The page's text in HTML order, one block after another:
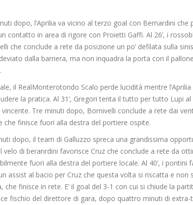
dopo, l’Aprilia va vicino al terzo goal con Bernardini che
contatto in area di rigore con Proietti Gaffi. Al 26’, i
che conclude a rete da posizione un po’ defilata sulla
deviato dalla barriera, ma non inquadra la porta con il
il RealMonterotondo Scalo perde lucidità mentre
la pratica. Al 31’, Gregori tenta il tutto per tutto Lupi
vincente. Tre minuti dopo, Bornivelli conclude a rete dai
che finisce fuori alla destra del portiere ospite.
dopo, il team di Galluzzo spreca una grandissima
velo di beranrdini favorisce Cruz che conclude a rete da
fuori alla destra del portiere locale. Al 40’, i pontini
assist al bacio per Cruz che questa volta si riscatta e non
che finisce in rete. E’ il goal del 3-1 con cui si chiude la
fischio del direttore di gara, dopo quattro minuti di extra-